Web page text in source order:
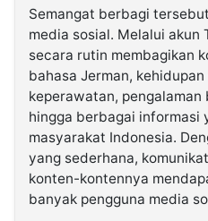
Semangat berbagi
media sosial. Melalui akun
secara rutin membagikan
bahasa Jerman,
keperawatan,
hingga berbagai informasi
masyarakat Indonesia.
yang sederhana,
konten-kontennya
banyak pengguna media